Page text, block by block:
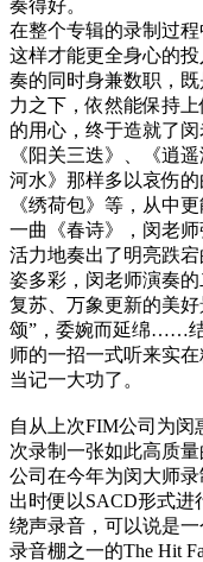
奏得好。
在整个专辑的录制过
这样才能更全身心的
奏的同时身兼数职，
力之下，依然能保持
的用心，终于造就了
《阳关三迭》、《逍
河水》那样多以哀伤
《绣荷包》等，从中
一曲《春诗》，闵老
活力地奏出了明亮跌
姿多彩，闵老师演奏
复苏、万象更新的美
颂” ，委婉而延绵……
师的一招一式听来实
当记一大功了。
自从上次FIM公司为闵
次录制一张如此高质
公司在今年为闵大师
出时便以SACD形式进
绕声录音，可以说是
录音棚之一的The Hit